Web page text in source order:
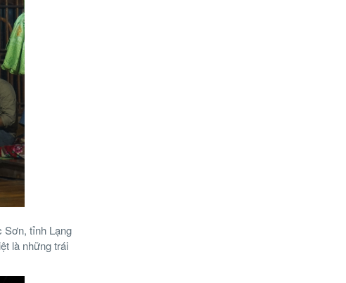
Sơn, tỉnh Lạng
là những trái